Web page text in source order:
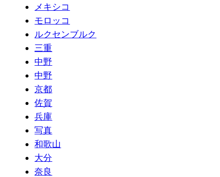
メキシコ
モロッコ
ルクセンブルク
三重
中野
中野
京都
佐賀
兵庫
写真
和歌山
大分
奈良